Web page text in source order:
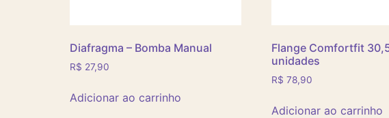
Diafragma – Bomba Manual
R$ 27,90
Adicionar ao carrinho
Flange Comfortfit
unidades
R$ 78,90
Adicionar ao carrinho